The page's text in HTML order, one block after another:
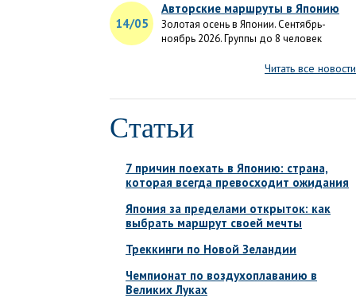
14/05
Авторские маршруты в Японию
Золотая осень в Японии. Сентябрь-
ноябрь 2026. Группы до 8 человек
Читать все новости
Статьи
7 причин поехать в Японию: страна,
которая всегда превосходит ожидания
Япония за пределами открыток: как
выбрать маршрут своей мечты
Треккинги по Новой Зеландии
Чемпионат по воздухоплаванию в
Великих Луках